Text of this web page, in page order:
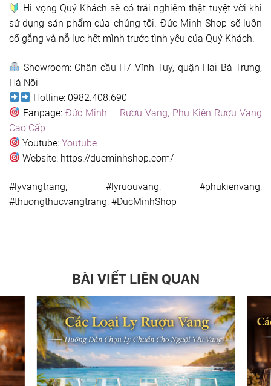
Hi vọng Quý Khách sẽ có trải nghiệm thật tuyệt vời khi
sử dụng sản phẩm của chúng tôi. Đức Minh Shop sẽ luôn
cố gắng và nỗ lực hết mình trước tình yêu của Quý Khách.
Showroom: Chân cầu H7 Vĩnh Tuy, quận Hai Bà Trưng,
Hà Nội
Hotline: 0982.408.690
Fanpage:Đức Minh – Rượu Vang, Phụ Kiện Rượu Vang
Cao Cấp
Youtube:Youtube
Website: https://ducminhshop.com/
#lyvangtrang, #lyruouvang, #phukienvang,
#thuongthucvangtrang, #DucMinhShop
BÀI VIẾT LIÊN QUAN